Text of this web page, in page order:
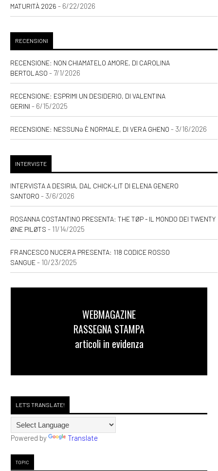
MATURITÀ 2026 - 6/22/2026
RECENSIONI
RECENSIONE: NON CHIAMATELO AMORE, DI CAROLINA
BERTOLASO - 7/1/2026
RECENSIONE: ESPRIMI UN DESIDERIO, DI VALENTINA
GERINI - 6/15/2025
RECENSIONE: NESSUNƏ È NORMALE, DI VERA GHENO - 3/16/2026
INTERVISTE
INTERVISTA A DESIRIA, DAL CHICK-LIT DI ELENA GENERO
SANTORO - 3/6/2026
ROSANNA COSTANTINO PRESENTA: THE TØP - IL MONDO DEI TWENTY
ØNE PILØTS - 11/14/2025
FRANCESCO NUCERA PRESENTA: 118 CODICE ROSSO
SANGUE- 10/23/2025
WEBMAGAZINE
RASSEGNA STAMPA
articoli in evidenza
LET'S TRANSLATE!
Powered by Translate
TOPIC